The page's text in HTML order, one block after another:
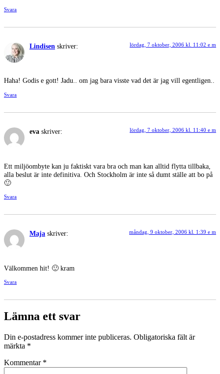
Svara
Lindisen skriver: lördag, 7 oktober, 2006 kl. 11:02 e m
Haha! Godis e gott! Jadu.. om jag bara visste vad det är jag vill egentligen..
Svara
eva skriver: lördag, 7 oktober, 2006 kl. 11:40 e m
Ett miljöombyte kan ju faktiskt vara bra och man kan alltid flytta tillbaka,
alla beslut är inte definitiva. Och Stockholm är inte så dumt ställe att bo på
🙂
Svara
Maja skriver: måndag, 9 oktober, 2006 kl. 1:39 e m
Välkommen hit! 🙂 kram
Svara
Lämna ett svar
Din e-postadress kommer inte publiceras. Obligatoriska fält är
märkta *
Kommentar *